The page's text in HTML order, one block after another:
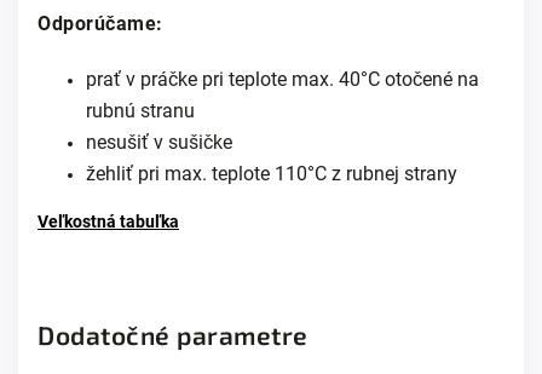
Odporúčame:
prať v práčke pri teplote max. 40°C otočené na
rubnú stranu
nesušiť v sušičke
žehliť pri max. teplote 110°C z rubnej strany
Veľkostná tabuľka
Dodatočné parametre